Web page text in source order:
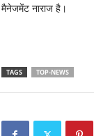
मैनेजमेंट नाराज है।
TAGS TOP-NEWS